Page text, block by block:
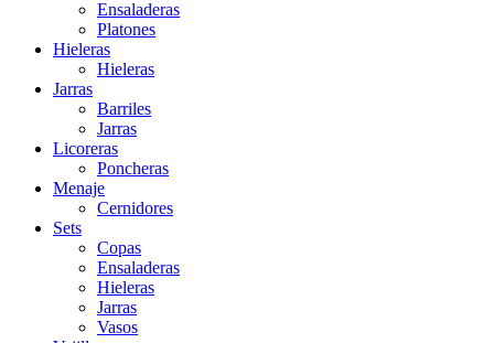
Ensaladeras
Platones
Hieleras
Hieleras
Jarras
Barriles
Jarras
Licoreras
Poncheras
Menaje
Cernidores
Sets
Copas
Ensaladeras
Hieleras
Jarras
Vasos